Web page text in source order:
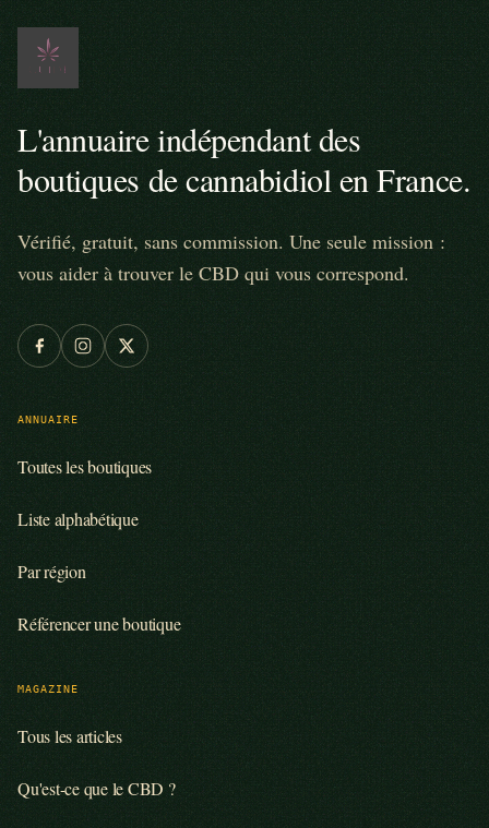
L'annuaire indépendant des
boutiques de cannabidiol en France.
Vérifié, gratuit, sans commission. Une seule mission :
vous aider à trouver le CBD qui vous correspond.
ANNUAIRE
Toutes les boutiques
Liste alphabétique
Par région
Référencer une boutique
MAGAZINE
Tous les articles
Qu'est-ce que le CBD ?